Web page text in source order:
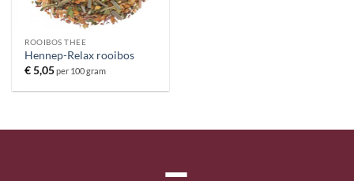
ROOIBOS THEE
Hennep-Relax rooibos
€5,05per 100 gram